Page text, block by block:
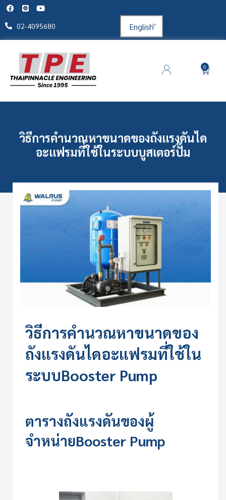
02-4095680 English
0
วิธีการคำนวณหาขนาดของถังแรงดันได
อะแฟรมที่ใช้ในระบบบูสเตอร์ปั๊ม
วิธีการคำนวณหาขนาดของ
ถังแรงดันไดอะแฟรมที่ใช้ใน
ระบบBooster Pump
ตารางถังแรงดันของผู้
จำหน่ายBooster Pump